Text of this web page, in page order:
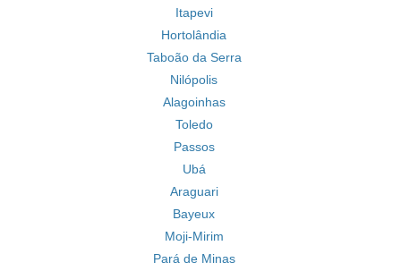
Itapevi
Hortolândia
Taboão da Serra
Nilópolis
Alagoinhas
Toledo
Passos
Ubá
Araguari
Bayeux
Moji-Mirim
Pará de Minas